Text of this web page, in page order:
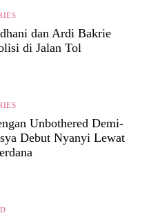
dan Ardi Bakrie
di Jalan Tol
Unbothered Demi-
Debut Nyanyi Lewat